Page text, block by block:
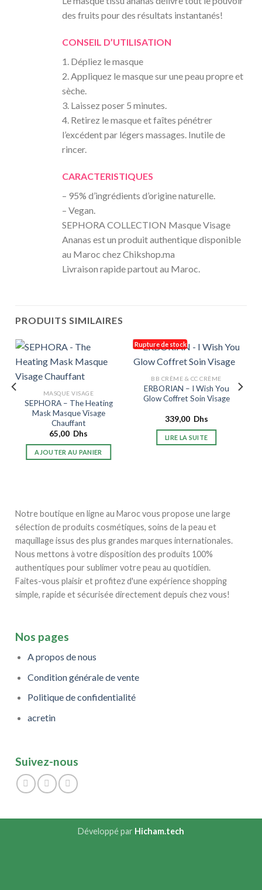
des fruits pour des résultats instantanés!
CONSEIL D’UTILISATION
1. Dépliez le masque
2. Appliquez le masque sur une peau propre et
sèche.
3. Laissez poser 5 minutes.
4. Retirez le masque et faîtes pénétrer
l’excédent par légers massages. Inutile de
rincer.
CARACTERISTIQUES
– 95% d’ingrédients d’origine naturelle.
– Vegan.
SEPHORA COLLECTION Masque Visage
Ananas est un produit authentique disponible
au Maroc chez Chikshop.ma
Livraison rapide partout au Maroc.
PRODUITS SIMILAIRES
MASQUE VISAGE
SEPHORA – The Heating
Mask Masque Visage
Chauffant
65,00 Dhs
AJOUTER AU PANIER
Rupture de stock
BB CRÈME & CC CRÈME
ERBORIAN – I Wish You
Glow Coffret Soin Visage
339,00 Dhs
LIRE LA SUITE
Notre boutique en ligne au Maroc vous propose une large
sélection de produits cosmétiques, soins de la peau et
maquillage issus des plus grandes marques internationales.
Nous mettons à votre disposition des produits 100%
authentiques pour sublimer votre peau au quotidien.
Faites-vous plaisir et profitez d'une expérience shopping
simple, rapide et sécurisée directement depuis chez vous!
Nos pages
A propos de nous
Condition générale de vente
Politique de confidentialité
acretin
Suivez-nous
Développé par Hicham.tech